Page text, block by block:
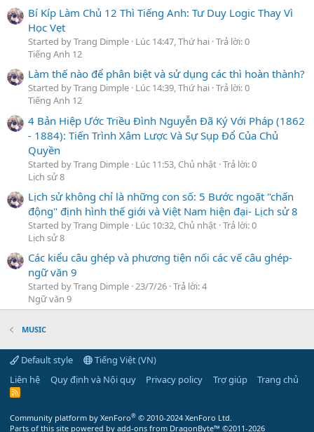
Bí Kíp Làm Chủ 12 Thì Tiếng Anh: Tư Duy Logic Thay Vì
Học Vẹt
Started by Trang Dimple Lúc 14:47, Thứ hai Trả lời: 0
Tiếng Anh 12
Làm thế nào để phân biệt và sử dụng các thì hoàn thành?
Started by Trang Dimple Lúc 14:39, Thứ hai Trả lời: 0
Tiếng Anh 12
4 Bản Hiệp Ước Triều Đình Nguyễn Đã Ký Với Pháp (1862
- 1884): Tiến Trình Xâm Lược Và Sự Sụp Đổ Của Chủ
Quyền
Started by Trang Dimple Lúc 11:53, Chủ nhật Trả lời: 0
Lịch sử 8
Lịch sử không chỉ là những con số: 5 Bước ngoặt "chấn
động" định hình thế giới và Việt Nam hiện đại- Lịch sử 8
Started by Trang Dimple Lúc 10:32, Chủ nhật Trả lời: 0
Lịch sử 8
Các kiểu câu ghép và phương tiện nối các vế câu ghép-
ngữ văn 9
Started by Trang Dimple 23/7/26 Trả lời: 4
Ngữ văn 9
MUSIC
Default style
Tiếng Việt (VN)
Liên hệ
Quy định và Nội quy Privacy policy Trợ giúp Trang chủ
R
Community platform by XenForo® © 2010-2024 XenForo Ltd.
Parts of this site powered by add-ons from DragonByte™ ©2011-2026